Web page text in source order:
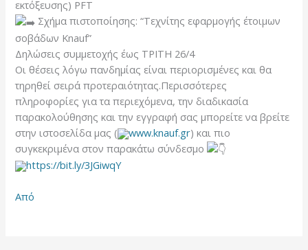
εκτόξευσης) PFT
Σχήμα πιστοποίησης: “Tεχνίτης εφαρμογής έτοιμων
σοβάδων Knauf”
Δηλώσεις συμμετοχής έως ΤΡΙΤΗ 26/4
Οι θέσεις λόγω πανδημίας είναι περιορισμένες και θα
τηρηθεί σειρά προτεραιότητας.Περισσότερες
πληροφορίες για τα περιεχόμενα, την διαδικασία
παρακολούθησης και την εγγραφή σας μπορείτε να βρείτε
στην ιστοσελίδα μας (
www.knauf.gr) και πιο
συγκεκριμένα στον παρακάτω σύνδεσμο
https://bit.ly/3JGiwqY
Από